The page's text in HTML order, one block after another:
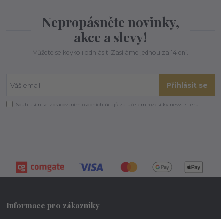
Nepropásněte novinky,
akce a slevy!
Můžete se kdykoli odhlásit. Zasíláme jednou za 14 dní.
Přihlásit se
Souhlasím se zpracováním osobních údajů za účelem rozesílky newsletteru.
Informace pro zákazníky